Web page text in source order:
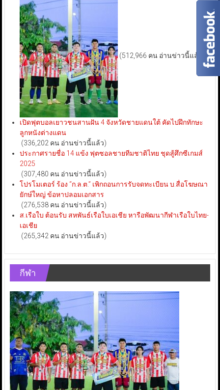
(512,966 คน อ่านข่าวนี้แล้ว)
เปิดฟุตบอลเยาวชนสานฝัน 4 จังหวัดชายแดนใต้ คัดไปฝึกทักษะ
ลูกหนังต่างแดน
(336,202 คน อ่านข่าวนี้แล้ว)
ประกาศรายชื่อ 14 แข้ง ฟุตซอลชายทีมชาติไทย ชุดสู้ศึกซีเกมส์
2025
(307,480 คน อ่านข่าวนี้แล้ว)
โปรโมเตอร์ ร้อง “ก.ล.ต.” เพิกถอนการรับจดทะเบียน บ.สื่อโฆษณา
ยักษ์ใหญ่ ข้อหาปลอมเอกสาร
(276,538 คน อ่านข่าวนี้แล้ว)
ส.เรือใบ ต้อนรับ สหพันธ์เรือใบเอเชีย หารือพัฒนากีฬาเรือใบไทย-
เอเชีย
(265,342 คน อ่านข่าวนี้แล้ว)
กีฬา